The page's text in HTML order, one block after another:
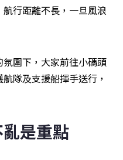
行距離不長，一旦風浪
圍下，大家前往小碼頭
隊及支援船揮手送行，
是重點